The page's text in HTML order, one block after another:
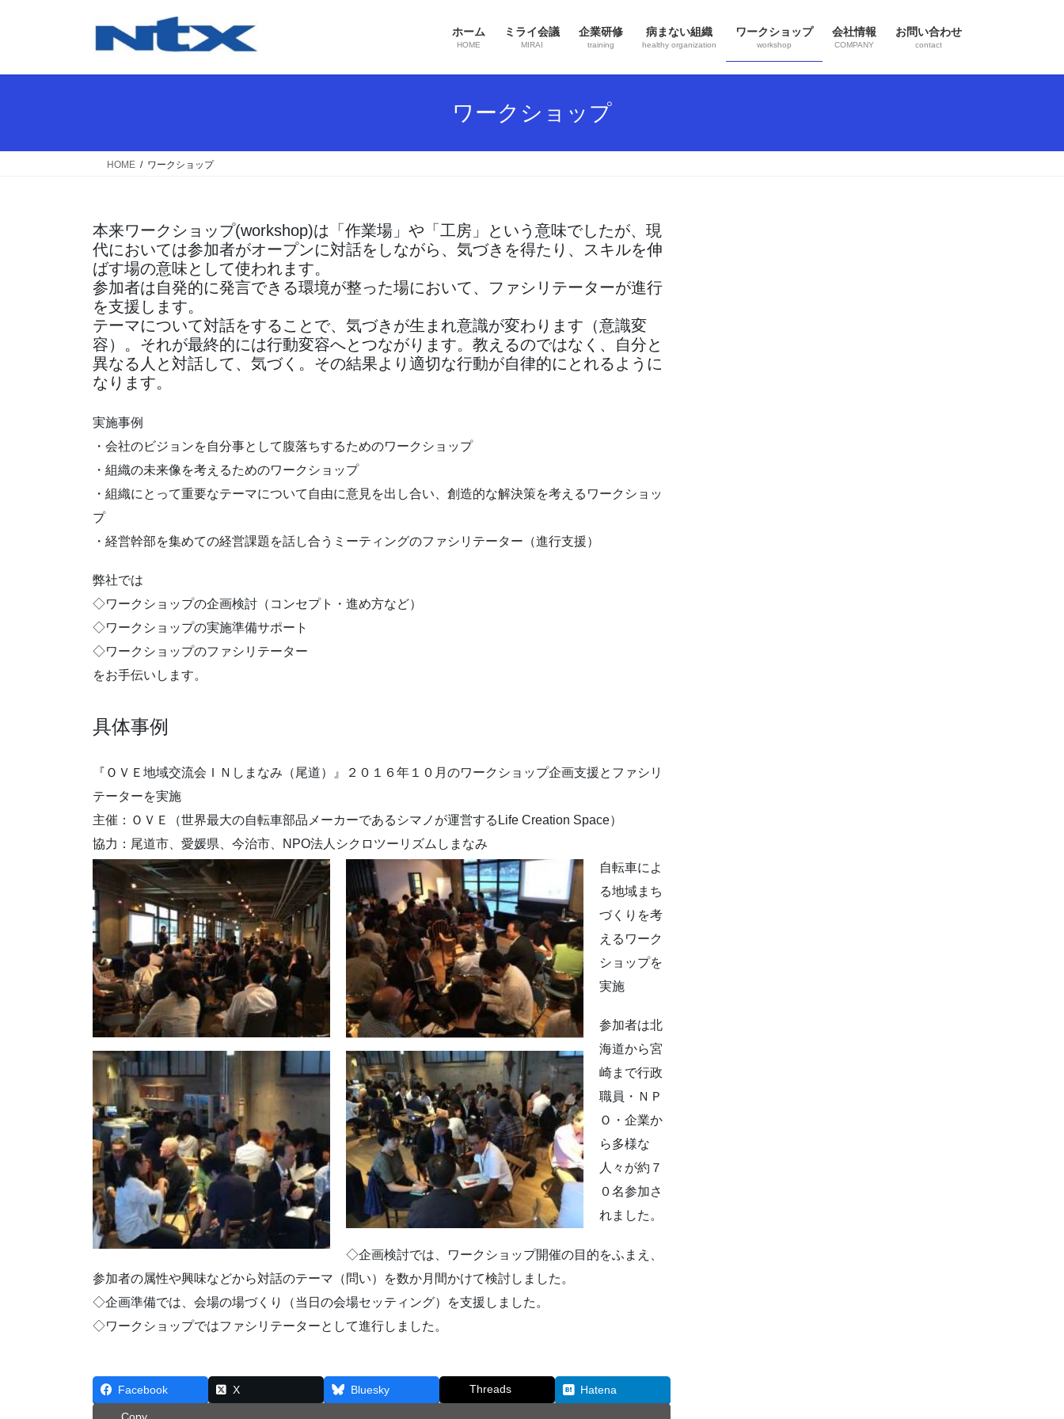
ホーム
HOME
ミライ会議
MIRAI
企業研修
training
病まない組織
healthy organization
ワークショップ
workshop
会社情報
COMPANY
お問い合わせ
contact
ワークショップ
HOME ワークショップ
本来ワークショップ(workshop)は「作業場」や「工房」という意味でしたが、現
代においては参加者がオープンに対話をしながら、気づきを得たり、スキルを伸
ばす場の意味として使われます。
参加者は自発的に発言できる環境が整った場において、ファシリテーターが進行
を支援します。
テーマについて対話をすることで、気づきが生まれ意識が変わります（意識変
容）。それが最終的には行動変容へとつながります。教えるのではなく、自分と
異なる人と対話して、気づく。その結果より適切な行動が自律的にとれるように
なります。
実施事例
・会社のビジョンを自分事として腹落ちするためのワークショップ
・組織の未来像を考えるためのワークショップ
・組織にとって重要なテーマについて自由に意見を出し合い、創造的な解決策を考えるワークショッ
プ
・経営幹部を集めての経営課題を話し合うミーティングのファシリテーター（進行支援）
弊社では
◇ワークショップの企画検討（コンセプト・進め方など）
◇ワークショップの実施準備サポート
◇ワークショップのファシリテーター
をお手伝いします。
具体事例
『ＯＶＥ地域交流会ＩＮしまなみ（尾道）』２０１６年１０月のワークショップ企画支援とファシリ
テーターを実施
主催：ＯＶＥ（世界最大の自転車部品メーカーであるシマノが運営するLife Creation Space）
協力：尾道市、愛媛県、今治市、NPO法人シクロツーリズムしまなみ
自転車によ
る地域まち
づくりを考
えるワーク
ショップを
実施
参加者は北
海道から宮
崎まで行政
職員・ＮＰ
Ｏ・企業か
ら多様な
人々が約７
０名参加さ
れました。
◇企画検討では、ワークショップ開催の目的をふまえ、
参加者の属性や興味などから対話のテーマ（問い）を数か月間かけて検討しました。
◇企画準備では、会場の場づくり（当日の会場セッティング）を支援しました。
◇ワークショップではファシリテーターとして進行しました。
Facebook X Bluesky Threads Hatena
Copy